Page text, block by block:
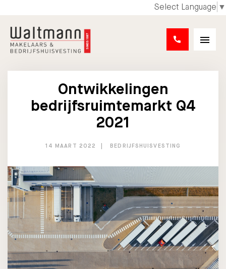
Select Language ▼
Ontwikkelingen
bedrijfsruimtemarkt Q4
2021
14 MAART 2022 BEDRIJFSHUISVESTING